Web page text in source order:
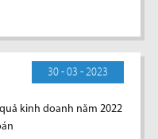
30 - 03 - 2023
kinh doanh năm 2022